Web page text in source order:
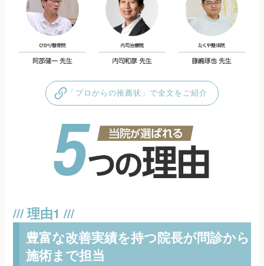
「プロからの推薦状」で全文をご紹介
豊富な改善実績を持つ院長が問診から
施術まで担当